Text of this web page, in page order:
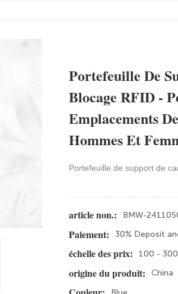
Portefeuille De
Blocage RFID -
Emplacements
Hommes Et
Portefeuille de support de
article non.:
BMW-
Paiement:
30% Deposit
échelle des prix:
100 -
origine du produit:
China